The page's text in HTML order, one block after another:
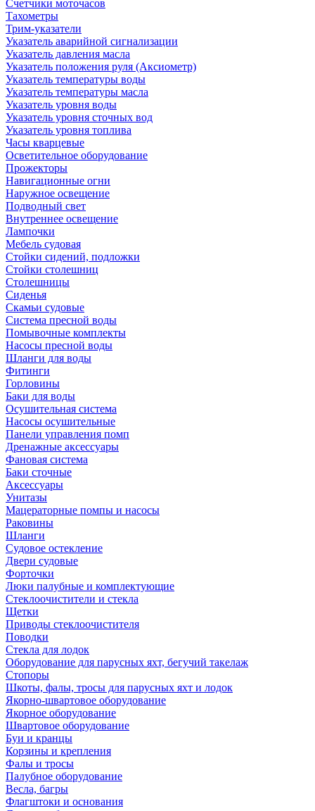
Счетчики моточасов
Тахометры
Трим-указатели
Указатель аварийной сигнализации
Указатель давления масла
Указатель положения руля (Аксиометр)
Указатель температуры воды
Указатель температуры масла
Указатель уровня воды
Указатель уровня сточных вод
Указатель уровня топлива
Часы кварцевые
Осветительное оборудование
Прожекторы
Навигационные огни
Наружное освещение
Подводный свет
Внутреннее освещение
Лампочки
Мебель судовая
Стойки сидений, подложки
Стойки столешниц
Столешницы
Сиденья
Скамьи судовые
Система пресной воды
Помывочные комплекты
Насосы пресной воды
Шланги для воды
Фитинги
Горловины
Баки для воды
Осушительная система
Насосы осушительные
Панели управления помп
Дренажные аксессуары
Фановая система
Баки сточные
Аксессуары
Унитазы
Мацераторные помпы и насосы
Раковины
Шланги
Судовое остекление
Двери судовые
Форточки
Люки палубные и комплектующие
Стеклоочистители и стекла
Щетки
Приводы стеклоочистителя
Поводки
Стекла для лодок
Оборудование для парусных яхт, бегучий такелаж
Стопоры
Шкоты, фалы, тросы для парусных яхт и лодок
Якорно-швартовое оборудование
Якорное оборудование
Швартовое оборудование
Буи и кранцы
Корзины и крепления
Фалы и тросы
Палубное оборудование
Весла, багры
Флагштоки и основания